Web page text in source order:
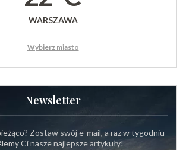
WARSZAWA
Wybierz miasto
Newsletter
Zostaw swój e-mail, a raz w tygodniu
Ci nasze najlepsze artykuły!